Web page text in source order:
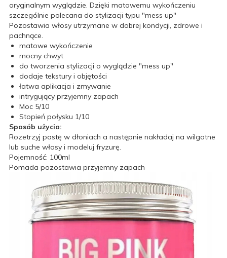
oryginalnym wyglądzie. Dzięki matowemu wykończeniu
szczególnie polecana do stylizacji typu "mess up"
Pozostawia włosy utrzymane w dobrej kondycji, zdrowe i
pachnące.
matowe wykończenie
mocny chwyt
do tworzenia stylizacji o wyglądzie "mess up"
dodaje tekstury i objętości
łatwa aplikacja i zmywanie
intrygujący przyjemny zapach
Moc 5/10
Stopień połysku 1/10
Sposób użycia:
Rozetrzyj pastę w dłoniach a następnie nakładaj na wilgotne
lub suche włosy i modeluj fryzurę.
Pojemność: 100ml
Pomada pozostawia przyjemny zapach